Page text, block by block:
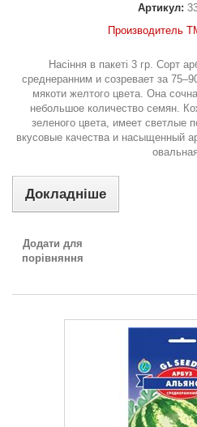
Артикул:
Производитель
Насіння в пакеті 3 гр. Сорт
среднеранним и созревает за
мякоти желтого цвета. Она
небольшое количество семян.
зеленого цвета, имеет светлые
вкусовые качества и насыщенный
Докладніше
Додати для
порівняння